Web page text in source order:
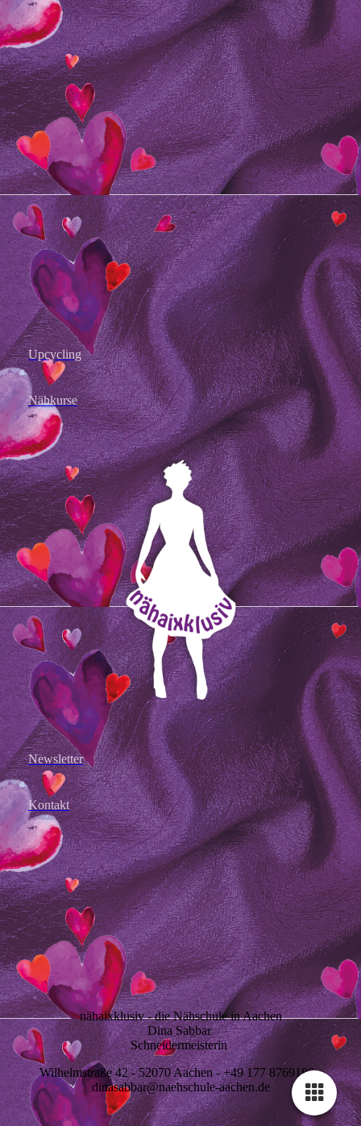
Upcycling
Nähkurse
Newsletter
Kontakt
nähaixklusiv - die Nähschule in Aachen
Dina Sabbar
Schneidermeisterin
Wilhelmstraße 42 - 52070 Aachen - +49 177 8769186 -
dinasabbar@naehschule-aachen.de